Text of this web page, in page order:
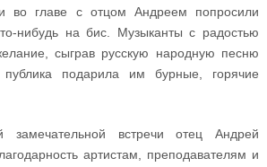
во главе с отцом Андреем попросили
нибудь на бис. Музыканты с радостью
сыграв русскую народную песню
подарила им бурные, горячие
замечательной встречи отец Андрей
артистам, преподавателям и